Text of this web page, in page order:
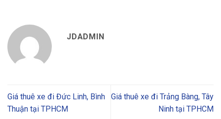
JDADMIN
Giá thuê xe đi Đức Linh, Bình
Thuận tại TPHCM
Giá thuê xe đi Trảng Bàng, Tây
Ninh tại TPHCM